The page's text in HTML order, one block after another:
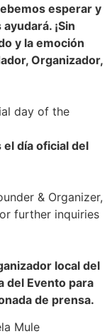
esperar y
¡Sin
y la emoción
Organizador,
day of the
día oficial del
& Organizer,
further inquiries
local del
del Evento para
de prensa.
Mule